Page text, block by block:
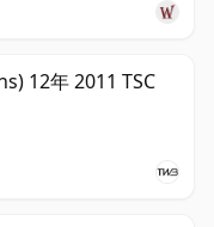
12年 2011 TSC